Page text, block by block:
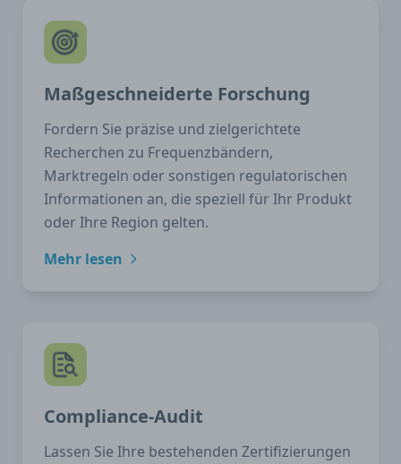
Maßgeschneiderte Forschung
Fordern Sie präzise und zielgerichtete
Recherchen zu Frequenzbändern,
Marktregeln oder sonstigen regulatorischen
Informationen an, die speziell für Ihr Produkt
oder Ihre Region gelten.
Mehr lesen
Compliance-Audit
Lassen Sie Ihre bestehenden Zertifizierungen